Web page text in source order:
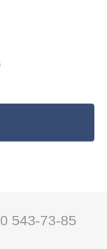
543-73-85